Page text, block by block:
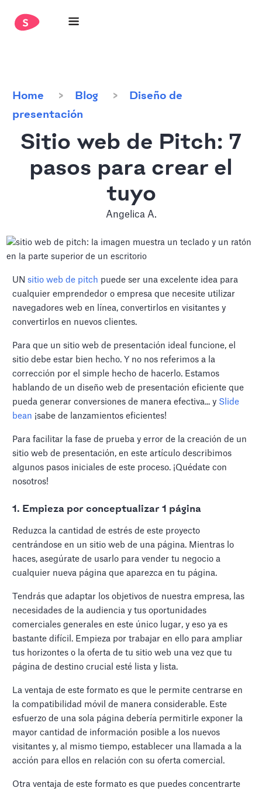
Home Blog
Diseño de
presentación
Sitio web de Pitch: 7
pasos para crear el
tuyo
Angelica A.
UNsitio web de pitch puede ser una excelente idea para
cualquier emprendedor o empresa que necesite utilizar
navegadores web en línea, convertirlos en visitantes y
convertirlos en nuevos clientes.
Para que un sitio web de presentación ideal funcione, el
sitio debe estar bien hecho. Y no nos referimos a la
corrección por el simple hecho de hacerlo. Estamos
hablando de un diseño web de presentación eficiente que
pueda generar conversiones de manera efectiva... y Slide
bean ¡sabe de lanzamientos eficientes!
Para facilitar la fase de prueba y error de la creación de un
sitio web de presentación, en este artículo describimos
algunos pasos iniciales de este proceso. ¡Quédate con
nosotros!
1. Empieza por conceptualizar 1 página
Reduzca la cantidad de estrés de este proyecto
centrándose en un sitio web de una página. Mientras lo
haces, asegúrate de usarlo para vender tu negocio a
cualquier nueva página que aparezca en tu página.
Tendrás que adaptar los objetivos de nuestra empresa, las
necesidades de la audiencia y tus oportunidades
comerciales generales en este único lugar, y eso ya es
bastante difícil. Empieza por trabajar en ello para ampliar
tus horizontes o la oferta de tu sitio web una vez que tu
página de destino crucial esté lista y lista.
La ventaja de este formato es que le permite centrarse en
la compatibilidad móvil de manera considerable. Este
esfuerzo de una sola página debería permitirle exponer la
mayor cantidad de información posible a los nuevos
visitantes y, al mismo tiempo, establecer una llamada a la
acción para ellos en relación con su oferta comercial.
Otra ventaja de este formato es que puedes concentrarte